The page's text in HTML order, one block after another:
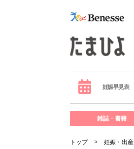
妊娠早見表
雑誌・書籍
トップ 妊娠・出産